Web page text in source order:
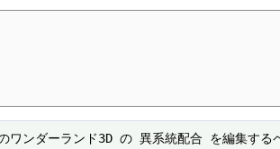
ワンダーランド3D の 異系統配合 を編集する